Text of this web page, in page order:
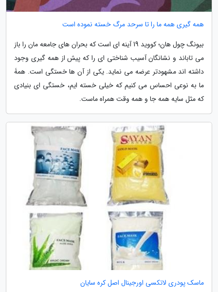
همه گیری همه ما را تا سرحد مرگ خسته نموده است
بیونگ چول هان؛ کووید 19 آینه ای است که بحران های جامعه مان را باز
می تاباند و نشانگان آسیب شناختی ای را که پیش از همه گیری وجود
داشته اند مشهودتر عرضه می نماید. یکی از آن ها خستگی است. همۀ
ما به نوعی احساس می کنیم که خیلی خسته ایم، خستگی ای بنیادی
که مثل سایه همه جا و همه وقت همراه ماست.
ماسک پودری لاتکسی اورجینال اصل کره سایان